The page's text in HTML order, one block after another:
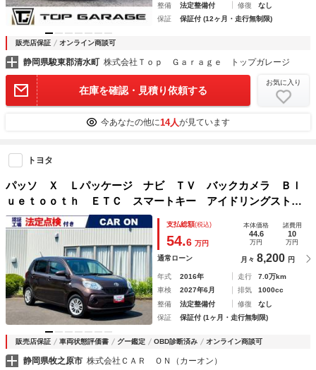
整備
法定整備付 修復
なし
保証
保証付 (12ヶ月・走行無制限)
販売店保証 オンライン商談可
静岡県駿東郡清水町 株式会社Ｔｏｐ Ｇａｒａｇｅ トップガレージ
在庫を確認・見積り依頼する
お気に入り
今あなたの他に14人が見ています
トヨタ
パッソ Ｘ Ｌパッケージ ナビ ＴＶ バックカメラ Ｂｌ
ｕｅｔｏｏｔｈ ＥＴＣ スマートキー アイドリングストッ
プ 電動格納ミラー ＣＶＴ 盗難防止システム 衝突安全ボ
ディ ベンチシート 修復歴無し 第三者機関検査済
支払総額(税込)
54.6 万円
本体価格
44.6
万円
諸費用
10
万円
通常ローン 月々 8,200 円
年式 2016年 走行
7.0万km
車検
2027年6月 排気
1000cc
整備
法定整備付 修復
なし
保証
保証付 (1ヶ月・走行無制限)
販売店保証 車両状態評価書 グー鑑定 OBD診断済み オンライン商談可
静岡県牧之原市 株式会社ＣＡＲ ＯＮ（カーオン）